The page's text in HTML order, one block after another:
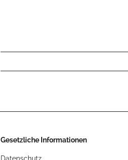
Gesetzliche Informationen